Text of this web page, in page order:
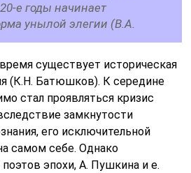
е годы начинает
унылой элегии (В.А.
существует историческая
(К.Н. Батюшков). К середине
стал проявляться кризис
замкнутости
его исключительной
самом себе. Однако
эпохи, А. Пушкина и е.